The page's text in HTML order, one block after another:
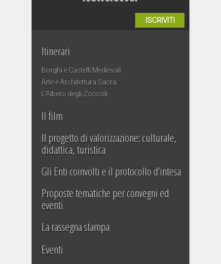
ISCRIVITI
Itinerari
Borghi e Castelli Medievali
Arte e Architettura Sacra
L’Albero degli Zoccoli
Il film
Il progetto di valorizzazione: culturale,
didattica, turistica
Gli Enti coinvolti e il protocollo d’intesa
Proposte tematiche per convegni ed
eventi
La rassegna stampa
Eventi